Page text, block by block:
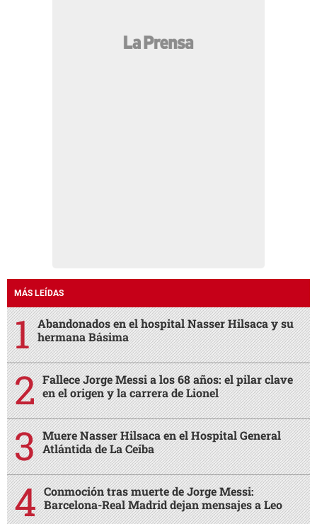
MÁS LEÍDAS
Abandonados en el hospital Nasser Hilsaca y su
hermana Básima
Fallece Jorge Messi a los 68 años: el pilar clave
en el origen y la carrera de Lionel
Muere Nasser Hilsaca en el Hospital General
Atlántida de La Ceiba
Conmoción tras muerte de Jorge Messi:
Barcelona-Real Madrid dejan mensajes a Leo